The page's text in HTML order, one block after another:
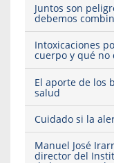
Juntos son
debemos
Intoxicaciones
cuerpo y qué no
El aporte de los
salud
Cuidado si la
Manuel José
director del